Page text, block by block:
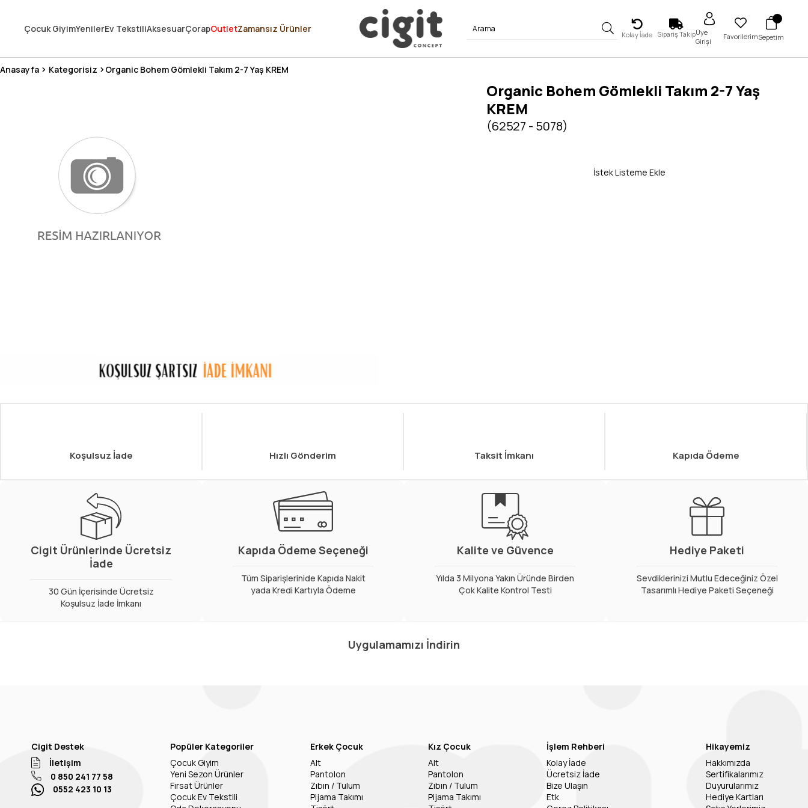
3 MİLYONDAN FAZLA MUTLU MÜŞTERİ ❤️ 10 MİLYON ÜRÜN
Çocuk GiyimYenilerEv TekstiliAksesuarÇorapOutletZamansız Ürünler
Kolay İade Sipariş TakipÜye
Girişi
FavorilerimSepetim
Anasayfa Kategorisiz Organic Bohem Gömlekli Takım 2-7 Yaş KREM
Organic Bohem Gömlekli Takım 2-7 Yaş
KREM
(62527 - 5078)
İstek Listeme Ekle
Koşulsuz İade Hızlı Gönderim Taksit İmkanı Kapıda Ödeme
Cigit Ürünlerinde Ücretsiz
İade
30 Gün İçerisinde Ücretsiz
Koşulsuz İade İmkanı
Kapıda Ödeme Seçeneği
Tüm Siparişlerinide Kapıda Nakit
yada Kredi Kartıyla Ödeme
Kalite ve Güvence
Yılda 3 Milyona Yakın Üründe Birden
Çok Kalite Kontrol Testi
Hediye Paketi
Sevdiklerinizi Mutlu Edeceğiniz Özel
Tasarımlı Hediye Paketi Seçeneği
Uygulamamızı İndirin
Cigit Destek
İletişim
0 850 241 77 58
0552 423 10 13
Popüler Kategoriler
Çocuk Giyim
Yeni Sezon Ürünler
Fırsat Ürünler
Çocuk Ev Tekstili
Erkek Çocuk
Alt
Pantolon
Zıbın / Tulum
Pijama Takımı
Kız Çocuk
Alt
Pantolon
Zıbın / Tulum
Pijama Takımı
İşlem Rehberi
Kolay İade
Ücretsiz İade
Bize Ulaşın
Etk
Hikayemiz
Hakkımızda
Sertifikalarımız
Duyurularımız
Hediye Kartları